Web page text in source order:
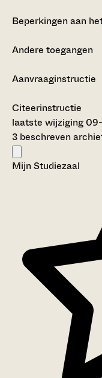
Beperkingen aan
Andere toegangen
Aanvraaginstructie
Citeerinstructie
laatste wijziging
3 beschreven
Mijn Studiezaal